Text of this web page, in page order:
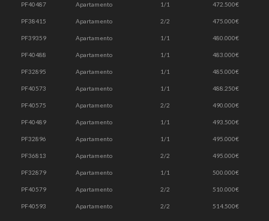
PF40487 Apartamento 1/1 472.500€
PF38415 Apartamento 2/2 475.000€
PF39359 Apartamento 1/1 480.000€
PF40488 Apartamento 1/1 483.000€
PF32895 Apartamento 1/1 485.000€
PF40573 Apartamento 1/1 488.250€
PF40575 Apartamento 2/2 490.000€
PF40489 Apartamento 1/1 493.500€
PF32896 Apartamento 1/1 495.000€
PF36813 Apartamento 2/2 495.000€
PF32879 Apartamento 1/1 500.000€
PF40579 Apartamento 2/2 510.000€
PF40593 Apartamento 2/2 514.500€